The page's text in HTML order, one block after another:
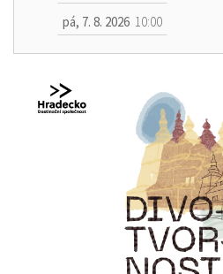
pá, 7. 8. 2026 10:00